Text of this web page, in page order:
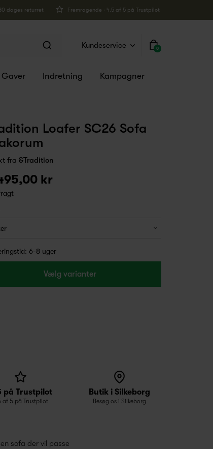
dages returret Fremragende · 4.5 af 5 på Trustpilot
0
Kundeservice
Gaver Indretning Kampagner
Loafer SC26 Sofa
fra &Tradition
kr
6-8 uger
Vælg varianter
på Trustpilot
af 5 på Trustpilot
Butik i Silkeborg
Besøg os i Silkeborg
sofa der vil passe